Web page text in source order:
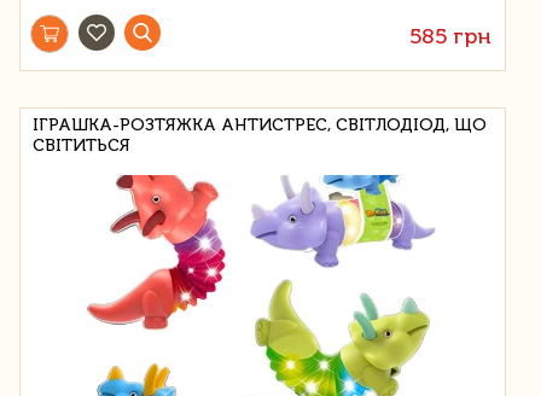
585 грн
ІГРАШКА-РОЗТЯЖКА АНТИСТРЕС, СВІТЛОДІОД, ЩО
СВІТИТЬСЯ